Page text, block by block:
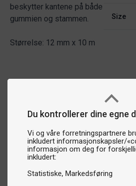
Du kontrollerer dine egne
Vi og våre forretningspartnere
inkludert informasjonskapsler/
informasjon om deg for
inkludert:
Statistiske Markedsføring
beskytter kantene på både
gummien og stammen.
Størrelse: 12 mm x 10 m
Size